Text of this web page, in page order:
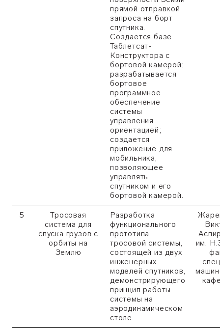
прямой отправкой
запроса на борт
спутника.
Создается базе
Таблетсат-
Конструктора с
бортовой камерой;
разрабатывается
бортовое
программное
обеспечение
системы
управления
ориентацией;
создается
приложение для
мобильника,
позволяющее
управлять
спутником и его
бортовой камерой.
5
Тросовая
система для
спуска грузов с
орбиты на
Землю
Разработка
функционального
прототипа
тросовой системы,
состоящей из двух
инженерных
моделей спутников,
демонстрирующего
принцип работы
системы на
аэродинамическом
столе.
им.